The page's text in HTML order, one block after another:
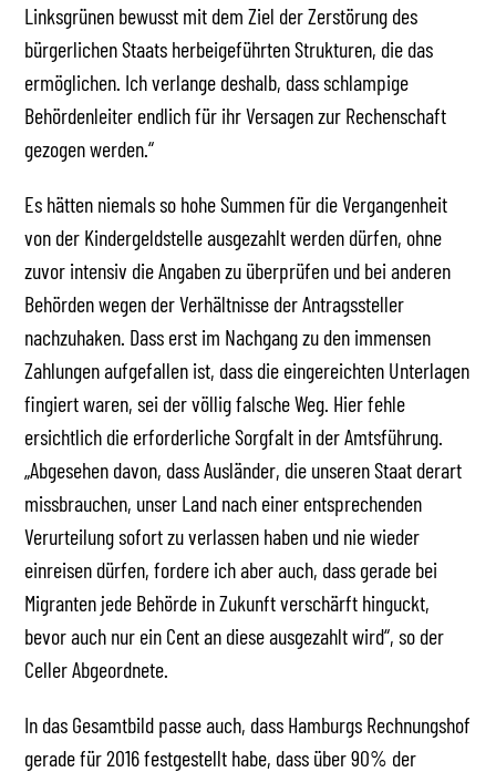
Linksgrünen bewusst mit dem Ziel der Zerstörung des
bürgerlichen Staats herbeigeführten Strukturen, die das
ermöglichen. Ich verlange deshalb, dass schlampige
Behördenleiter endlich für ihr Versagen zur Rechenschaft
gezogen werden.“
Es hätten niemals so hohe Summen für die Vergangenheit
von der Kindergeldstelle ausgezahlt werden dürfen, ohne
zuvor intensiv die Angaben zu überprüfen und bei anderen
Behörden wegen der Verhältnisse der Antragssteller
nachzuhaken. Dass erst im Nachgang zu den immensen
Zahlungen aufgefallen ist, dass die eingereichten Unterlagen
fingiert waren, sei der völlig falsche Weg. Hier fehle
ersichtlich die erforderliche Sorgfalt in der Amtsführung.
„Abgesehen davon, dass Ausländer, die unseren Staat derart
missbrauchen, unser Land nach einer entsprechenden
Verurteilung sofort zu verlassen haben und nie wieder
einreisen dürfen, fordere ich aber auch, dass gerade bei
Migranten jede Behörde in Zukunft verschärft hinguckt,
bevor auch nur ein Cent an diese ausgezahlt wird“, so der
Celler Abgeordnete.
In das Gesamtbild passe auch, dass Hamburgs Rechnungshof
gerade für 2016 festgestellt habe, dass über 90% der